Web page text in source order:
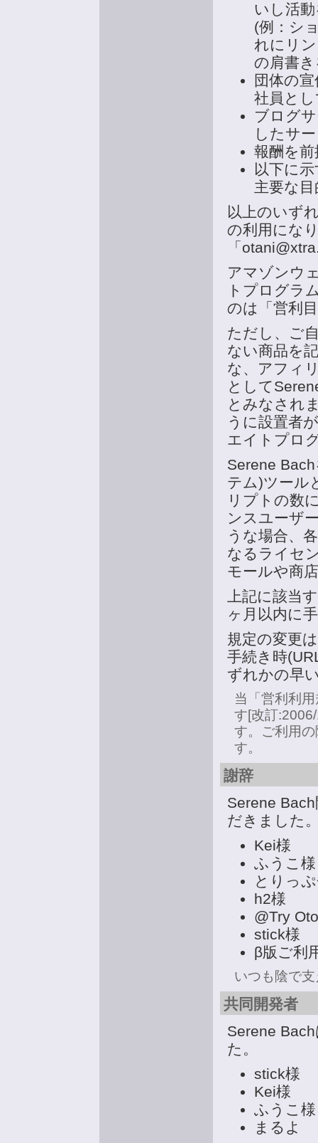
いし活
(例：シ
れにリ
の肩書
団体の
社員と
ブログ
したサ
報酬を
以下に
主要な
以上のいず
の利用にな
「
アマゾンウ
トプログラ
のは「営利
ただし、ご
ない商品を
な、アフィ
として
とみなされ
うに設置者
エイトプロ
Serene
テム)ツール
リプトの数
ンスユーザ
うな場合、
なるライセ
モールや商
上記に該当
ヶ月以内に
規定の変更
手続き時
ずれかの早
当「営利利
す[改訂
す。ご利用
す。
謝辞
Serene
だきました
Kei様
ふうこ様
とりっ
h2様
@Try
stick様
β版ご利
いつも陰で
共同開発者
Serene
た。
stick様
Kei様
ふうこ様
まるよ